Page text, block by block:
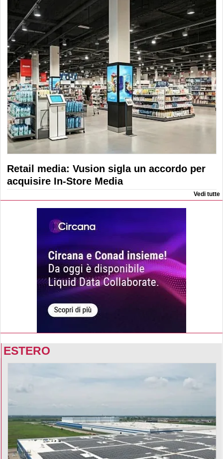
Retail media: Vusion sigla un accordo per
acquisire In-Store Media
Vedi tutte
ESTERO